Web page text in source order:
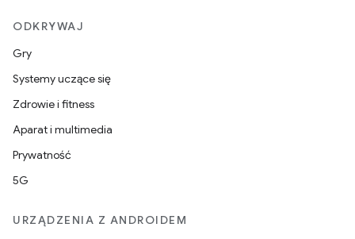
ODKRYWAJ
Gry
Systemy uczące się
Zdrowie i fitness
Aparat i multimedia
Prywatność
5G
URZĄDZENIA Z ANDROIDEM